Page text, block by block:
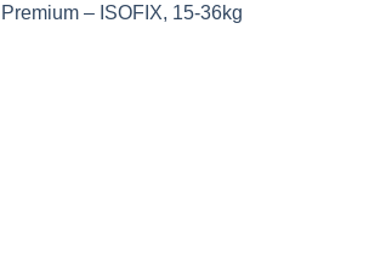
– ISOFIX, 15-36kg